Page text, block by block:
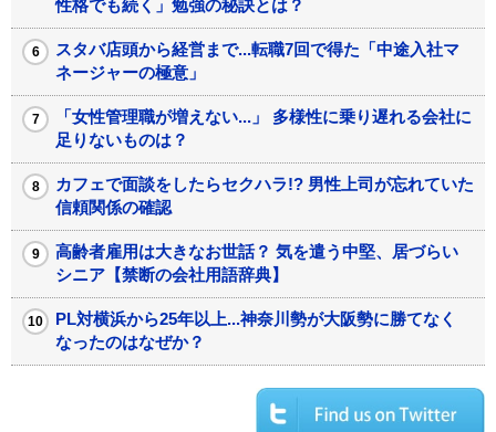
性格でも続く」勉強の秘訣とは？
スタバ店頭から経営まで...転職7回で得た「中途入社マ
ネージャーの極意」
「女性管理職が増えない...」 多様性に乗り遅れる会社に
足りないものは？
カフェで面談をしたらセクハラ!? 男性上司が忘れていた
信頼関係の確認
高齢者雇用は大きなお世話？ 気を遣う中堅、居づらい
シニア【禁断の会社用語辞典】
PL対横浜から25年以上...神奈川勢が大阪勢に勝てなく
なったのはなぜか？